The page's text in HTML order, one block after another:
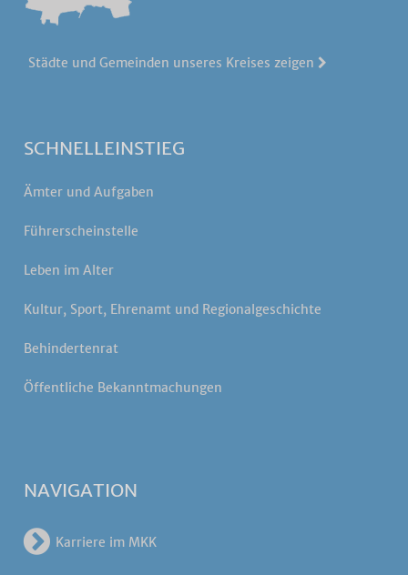
Städte und Gemeinden unseres Kreises zeigen
SCHNELLEINSTIEG
Ämter und Aufgaben
Führerscheinstelle
Leben im Alter
Kultur, Sport, Ehrenamt und Regionalgeschichte
Behindertenrat
Öffentliche Bekanntmachungen
NAVIGATION
Karriere im MKK